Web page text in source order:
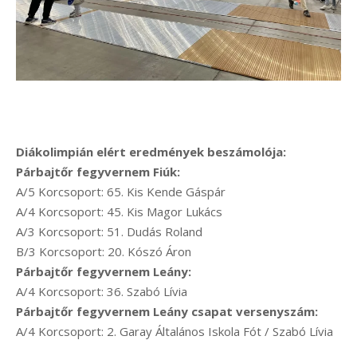
Diákolimpián elért eredmények beszámolója:
Párbajtőr fegyvernem Fiúk:
A/5 Korcsoport: 65. Kis Kende Gáspár
A/4 Korcsoport: 45. Kis Magor Lukács
A/3 Korcsoport: 51. Dudás Roland
B/3 Korcsoport: 20. Kószó Áron
Párbajtőr fegyvernem Leány:
A/4 Korcsoport: 36. Szabó Lívia
Párbajtőr fegyvernem Leány csapat versenyszám:
A/4 Korcsoport: 2. Garay Általános Iskola Fót / Szabó Lívia